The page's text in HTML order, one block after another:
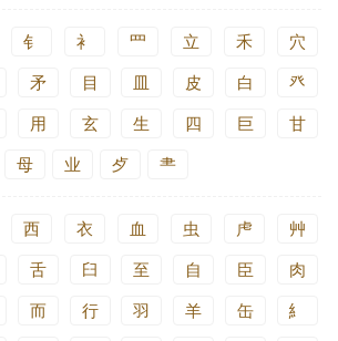
钅 衤 罒 立 禾 穴
矛 目 皿 皮 白 癶
用 玄 生 四 巨 甘
母 业 歺 ⺻
西 衣 血 虫 虍 艸
舌 臼 至 自 臣 肉
而 行 羽 羊 缶 糹